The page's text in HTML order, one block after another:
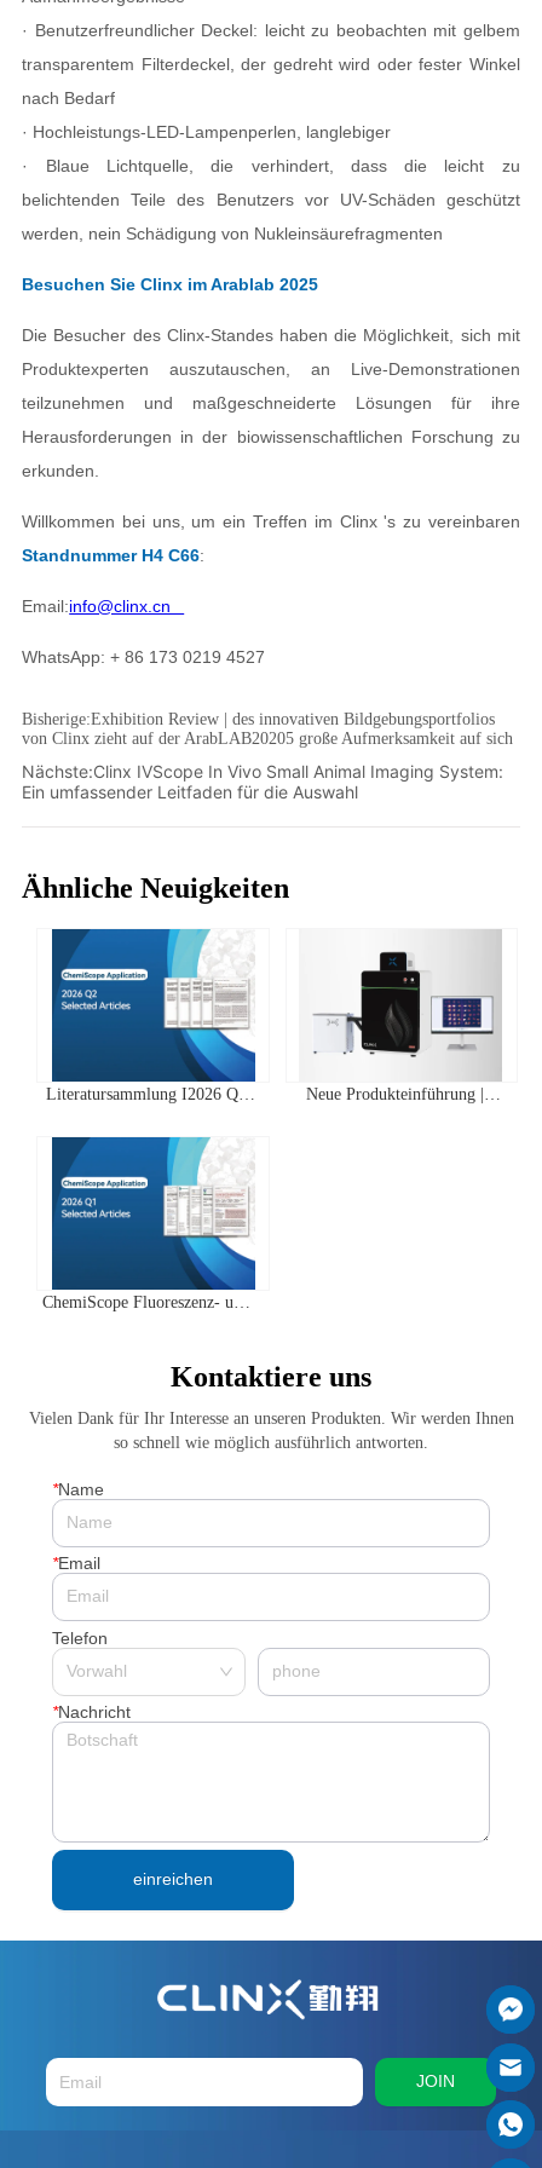
Bisherige:Exhibition Review | des innovativen Bildgebungsportfolios
von Clinx zieht auf der ArabLAB20205 große Aufmerksamkeit auf sich
Nächste:Clinx IVScope In Vivo Small Animal Imaging System:
Ein umfassender Leitfaden für die Auswahl
Ähnliche Neuigkeiten
Literatursammlung I2026 Q2
Anwendungen
Neue Produkteinführung |
ChemiScope Fluoreszenz- und
LiteraturzusammenfassungKontaktiere uns
Vielen Dank für Ihr Interesse an unseren Produkten. Wir werden Ihnen
so schnell wie möglich ausführlich antworten.
*Name
*Email
Telefon
*Nachricht
einreichen
JOIN